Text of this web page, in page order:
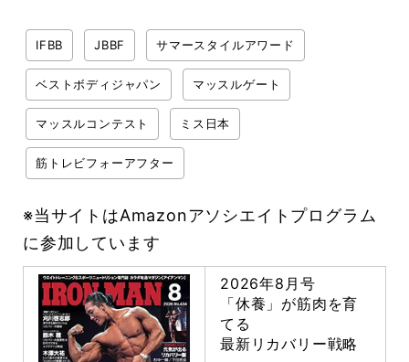
IFBB JBBF サマースタイルアワード
ベストボディジャパン マッスルゲート
マッスルコンテスト ミス日本
筋トレビフォーアフター
※当サイトはAmazonアソシエイトプログラム
に参加しています
2026年8月号
「休養」が筋肉を育
てる
最新リカバリー戦略